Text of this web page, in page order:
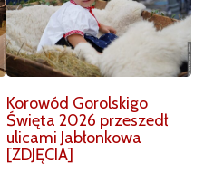
Korowód Gorolskigo
Święta 2026 przeszedł
ulicami Jabłonkowa
[ZDJĘCIA]